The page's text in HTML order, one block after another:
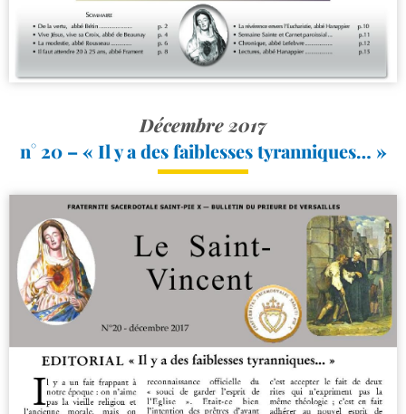
Décembre 2017
n° 20 – « Il y a des faiblesses tyranniques… »